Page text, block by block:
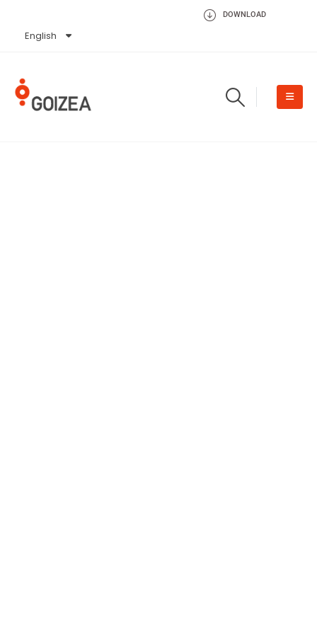
DOWNLOAD
English
Español